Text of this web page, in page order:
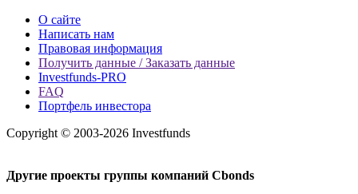
О сайте
Написать нам
Правовая информация
Получить данные / Заказать данные
Investfunds-PRO
FAQ
Портфель инвестора
Copyright © 2003-2026 Investfunds
Другие проекты группы компаний Cbonds